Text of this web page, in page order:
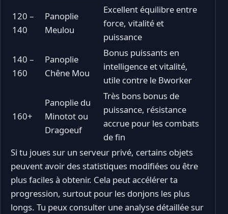
120 –
140
Panoplie
Meulou
Excellent équilibre entre
force, vitalité et
puissance
140 –
160
Panoplie
Chêne Mou
Bonus puissants en
intelligence et vitalité,
utile contre le Bworker
160+
Panoplie du
Minotot ou
Dragoeuf
Très bons bonus de
puissance, résistance
accrue pour les combats
de fin
Si tu joues sur un serveur privé, certains objets
peuvent avoir des statistiques modifiées ou être
plus faciles à obtenir. Cela peut accélérer ta
progression, surtout pour les donjons les plus
longs. Tu peux consulter une analyse détaillée sur